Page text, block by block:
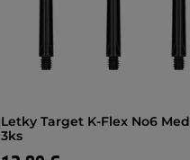
Letky Target K-Flex No6
3ks